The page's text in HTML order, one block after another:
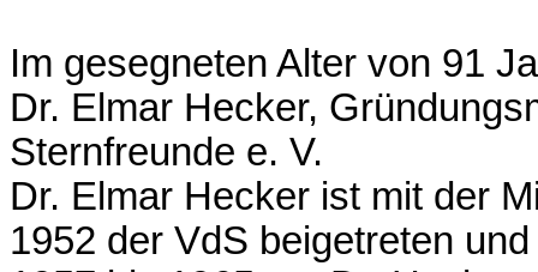
Im gesegneten Alter von 91
Dr. Elmar Hecker,
Sternfreunde e. V.
Dr. Elmar Hecker ist mit der
1952 der VdS beigetreten